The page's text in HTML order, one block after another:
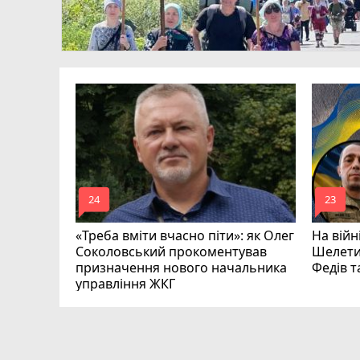
«Треба вміти вчасно піти»: як Олег
Соколовський прокоментував
призначення нового начальника
управління ЖКГ
mode_comment
24
На
Федів
mode_comment
23